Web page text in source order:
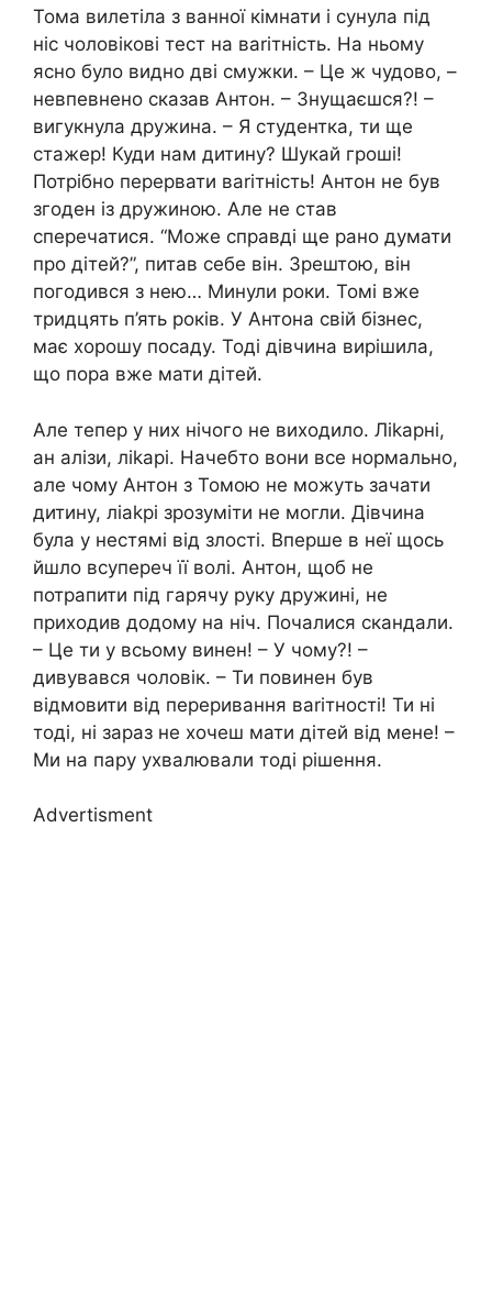
Тома вилетіла з ванної кімнати і сунула під
ніс чоловікові тест на ваrітність. На ньому
ясно було видно дві смужки. – Це ж чудово, –
невпевнено сказав Антон. – Знущаєшся?! –
вигукнула дружина. – Я студентка, ти ще
стажер! Куди нам дитину? Шукай гроші!
Потрібно перервати ваrітність! Антон не був
згоден із дружиною. Але не став
сперечатися. “Може справді ще рано думати
про дітей?”, питав себе він. Зрештою, він
погодився з нею… Минули роки. Томі вже
тридцять п’ять років. У Антона свій бізнес,
має хорошу посаду. Тоді дівчина вирішила,
що пора вже мати дітей.
Але тепер у них нічого не виходило. Ліkарні,
ан алізи, ліkарі. Начебто вони все нормально,
але чому Антон з Томою не можуть зачати
дитину, ліаkрі зрозуміти не могли. Дівчина
була у нестямі від злості. Вперше в неї щось
йшло всупереч її волі. Антон, щоб не
потрапити під гарячу руку дружині, не
приходив додому на ніч. Почалися скандали.
– Це ти у всьому винен! – У чому?! –
дивувався чоловік. – Ти повинен був
відмовити від переривання ваrітності! Ти ні
тоді, ні зараз не хочеш мати дітей від мене! –
Ми на пару ухвалювали тоді рішення.
Advertisment